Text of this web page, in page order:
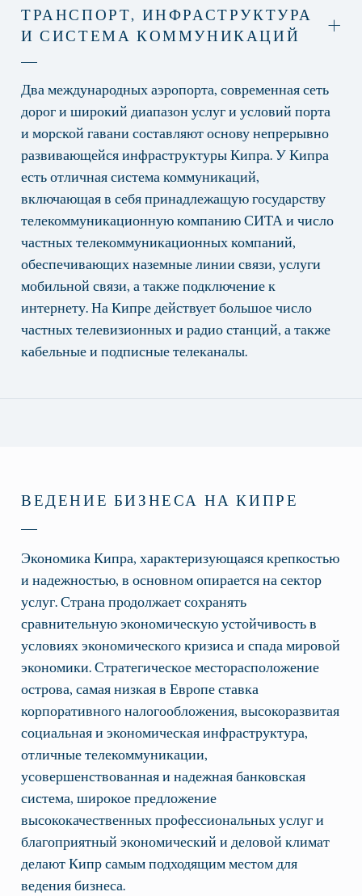
ТРАНСПОРТ, ИНФРАСТРУКТУРА
И СИСТЕМА КОММУНИКАЦИЙ
Два международных аэропорта, современная сеть
дорог и широкий диапазон услуг и условий порта
и морской гавани составляют основу непрерывно
развивающейся инфраструктуры Кипра. У Кипра
есть отличная система коммуникаций,
включающая в себя принадлежащую государству
телекоммуникационную компанию СИТА и число
частных телекоммуникационных компаний,
обеспечивающих наземные линии связи, услуги
мобильной связи, а также подключение к
интернету. На Кипре действует большое число
частных телевизионных и радио станций, а также
кабельные и подписные телеканалы.
ВЕДЕНИЕ БИЗНЕСА НА КИПРЕ
Экономика Кипра, характеризующаяся крепкостью
и надежностью, в основном опирается на сектор
услуг. Страна продолжает сохранять
сравнительную экономическую устойчивость в
условиях экономического кризиса и спада мировой
экономики. Стратегическое месторасположение
острова, самая низкая в Европе ставка
корпоративного налогообложения, высокоразвитая
социальная и экономическая инфраструктура,
отличные телекоммуникации,
усовершенствованная и надежная банковская
система, широкое предложение
высококачественных профессиональных услуг и
благоприятный экономический и деловой климат
делают Кипр самым подходящим местом для
ведения бизнеса.